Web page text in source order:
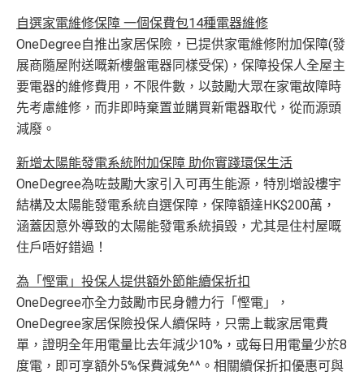
自選家電維修保障 一個保費包14種電器維修
OneDegree自推出家居保險，已提供家電維修附加保障(發
展商隨屋附送嘅新樓盤電器同樣受保)，保障投保人全屋主
要電器的維修費用，不限件數，以鼓勵大眾在家電故障時
先考慮維修，而非即時棄置並購買新電器取代，從而源頭
減廢。
新增太陽能發電系統附加保障 助你實踐環保生活
OneDegree為咗鼓勵大家引入可再生能源，特別增設樓宇
結構及太陽能發電系統自選保障，保障額達HK$200萬，
涵蓋因意外導致的太陽能發電系統損毀，尤其是住村屋嘅
住戶唔好錯過！
為「慳電」投保人提供額外節能續保折扣
OneDegree亦全力鼓勵市民身體力行「慳電」，
OneDegree家居保險投保人續保時，只需上載家居電費
單，證明全年用電量比去年減少10%，或每日用電量少於8
度電，即可享額外5%保費減免^^。相關續保折扣優惠可與